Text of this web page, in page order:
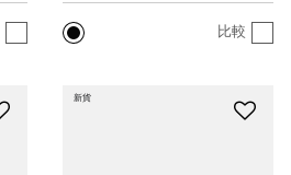
比較
新貨